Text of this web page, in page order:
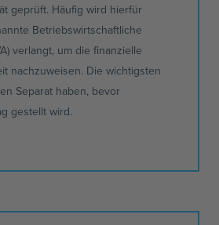
geprüft. Häufig wird hierfür
Betriebswirtschaftliche
) verlangt, um die finanzielle
nachzuweisen. Die wichtigsten
Separat haben, bevor
gestellt wird.